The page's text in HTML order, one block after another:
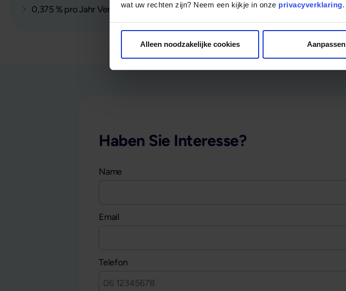
wat uw rechten zijn? Neem een kijkje in onze privacyverklaring.
Alleen noodzakelijke cookies Aanpassen
0,375 % pro Jahr Verwaltungs- und Betreuungskosten
Haben Sie Interesse?
Name
Email
Telefon